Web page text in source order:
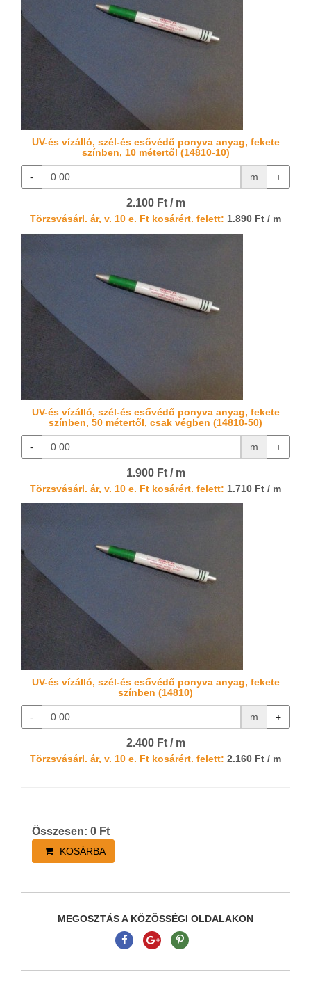
UV-és vízálló, szél-és esővédő ponyva anyag, fekete
színben, 10 métertől (14810-10)
- m +
2.100 Ft / m
Törzsvásárl. ár, v. 10 e. Ft kosárért. felett: 1.890 Ft / m
UV-és vízálló, szél-és esővédő ponyva anyag, fekete
színben, 50 métertől, csak végben (14810-50)
- m +
1.900 Ft / m
Törzsvásárl. ár, v. 10 e. Ft kosárért. felett: 1.710 Ft / m
UV-és vízálló, szél-és esővédő ponyva anyag, fekete
színben (14810)
- m +
2.400 Ft / m
Törzsvásárl. ár, v. 10 e. Ft kosárért. felett: 2.160 Ft / m
Összesen: 0 Ft
KOSÁRBA
MEGOSZTÁS A KÖZÖSSÉGI OLDALAKON